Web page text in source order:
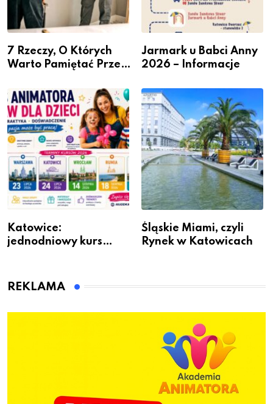
7 Rzeczy, O Których
Warto Pamiętać Przed
Jarmark u Babci Anny
2026 – Informacje
Katowice:
jednodniowy kurs
dzieci
Śląskie Miami, czyli
Rynek w Katowicach
REKLAMA